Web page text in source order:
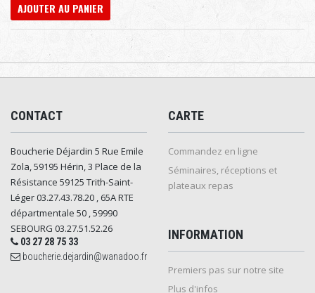
AJOUTER AU PANIER
CONTACT
Boucherie Déjardin 5 Rue Emile
Zola, 59195 Hérin, 3 Place de la
Résistance 59125 Trith-Saint-
Léger 03.27.43.78.20 , 65A RTE
départmentale 50 , 59990
SEBOURG 03.27.51.52.26
03 27 28 75 33
boucherie.dejardin@wanadoo.fr
CARTE
Commandez en ligne
Séminaires, réceptions et
plateaux repas
INFORMATION
Premiers pas sur notre site
Plus d'infos